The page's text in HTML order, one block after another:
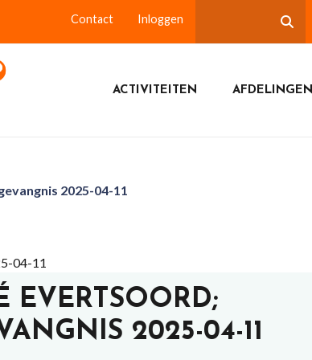
Contact Inloggen
ACTIVITEITEN AFDELINGEN
2025-04-11
EVERTSOORD;
2025-04-11